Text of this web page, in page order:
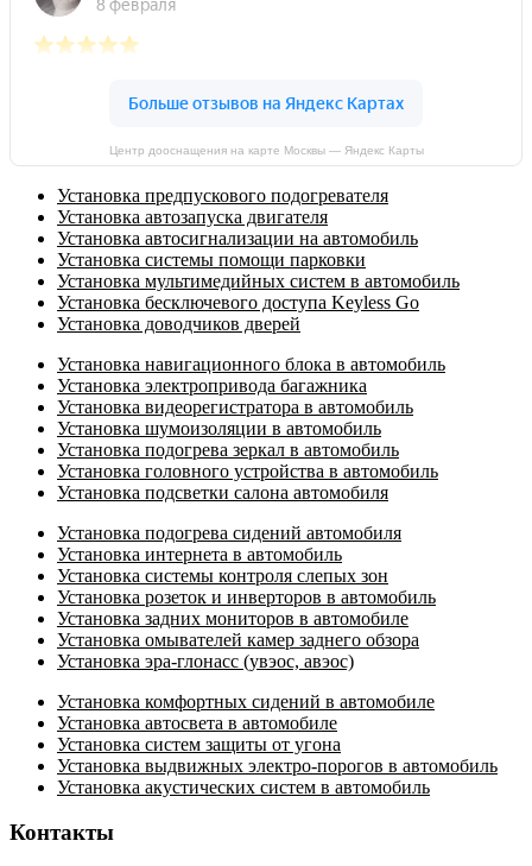
Центр дооснащения на карте Москвы — Яндекс Карты
Установка предпускового подогревателя
Установка автозапуска двигателя
Установка автосигнализации на автомобиль
Установка системы помощи парковки
Установка мультимедийных систем в автомобиль
Установка бесключевого доступа Keyless Go
Установка доводчиков дверей
Установка навигационного блока в автомобиль
Установка электропривода багажника
Установка видеорегистратора в автомобиль
Установка шумоизоляции в автомобиль
Установка подогрева зеркал в автомобиль
Установка головного устройства в автомобиль
Установка подсветки салона автомобиля
Установка подогрева сидений автомобиля
Установка интернета в автомобиль
Установка системы контроля слепых зон
Установка розеток и инверторов в автомобиль
Установка задних мониторов в автомобиле
Установка омывателей камер заднего обзора
Установка эра-глонасс (увэос, авэос)
Установка комфортных сидений в автомобиле
Установка автосвета в автомобиле
Установка систем защиты от угона
Установка выдвижных электро-порогов в автомобиль
Установка акустических систем в автомобиль
Контакты